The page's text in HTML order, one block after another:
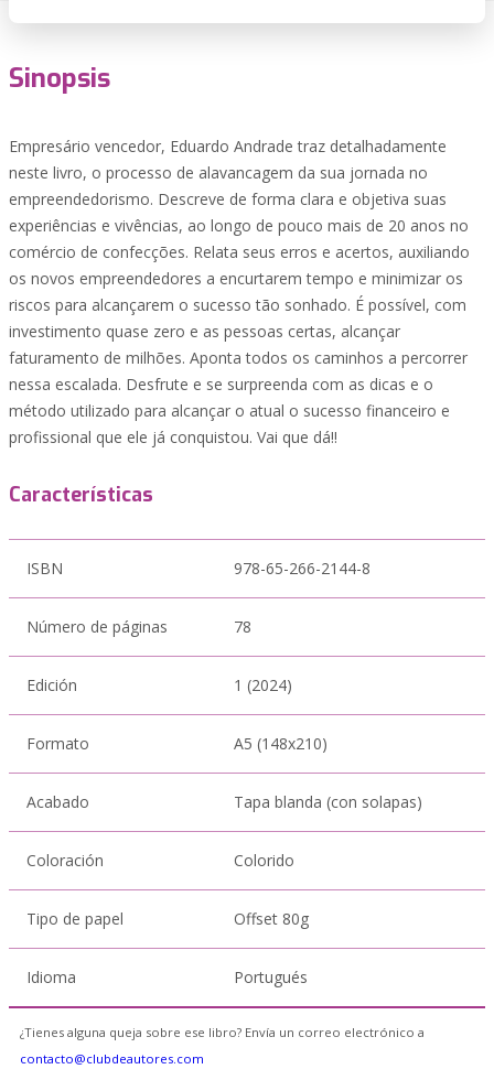
Sinopsis
Empresário vencedor, Eduardo Andrade traz detalhadamente
neste livro, o processo de alavancagem da sua jornada no
empreendedorismo. Descreve de forma clara e objetiva suas
experiências e vivências, ao longo de pouco mais de 20 anos no
comércio de confecções. Relata seus erros e acertos, auxiliando
os novos empreendedores a encurtarem tempo e minimizar os
riscos para alcançarem o sucesso tão sonhado. É possível, com
investimento quase zero e as pessoas certas, alcançar
faturamento de milhões. Aponta todos os caminhos a percorrer
nessa escalada. Desfrute e se surpreenda com as dicas e o
método utilizado para alcançar o atual o sucesso financeiro e
profissional que ele já conquistou. Vai que dá!!
Características
ISBN 978-65-266-2144-8
Número de páginas 78
Edición 1 (2024)
Formato A5 (148x210)
Acabado Tapa blanda (con solapas)
Coloración Colorido
Tipo de papel Offset 80g
Idioma Portugués
¿Tienes alguna queja sobre ese libro? Envía un correo electrónico a
contacto@clubdeautores.com